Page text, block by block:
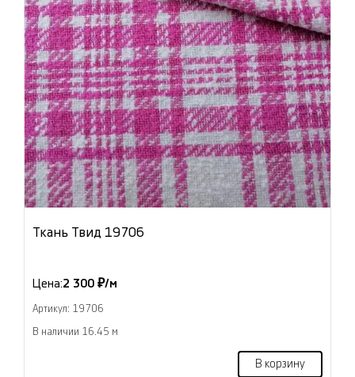
Ткань Твид 19706
Цена:2 300 ₽/м
Артикул: 19706
В наличии 16.45 м
В корзину